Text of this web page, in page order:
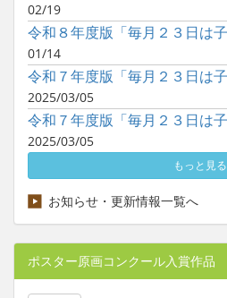
02/19
01/14
2025/03/05
2025/03/05
もっと見る
お知らせ・更新情報一覧へ
ポスター原画コンクール入賞作品